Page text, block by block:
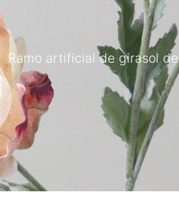
Ramo artificial de girasol